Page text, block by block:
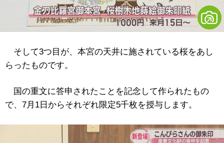
そして3つ目が、本宮の天井に施されている桜をあし
らったものです。
国の重文に答申されたことを記念して作られたもの
で、7月1日からそれぞれ限定5千枚を授与します。